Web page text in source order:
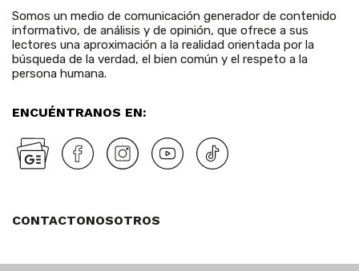
Somos un medio de comunicación generador de contenido
informativo, de análisis y de opinión, que ofrece a sus
lectores una aproximación a la realidad orientada por la
búsqueda de la verdad, el bien común y el respeto a la
persona humana.
ENCUÉNTRANOS EN:
CONTACTONOSOTROS